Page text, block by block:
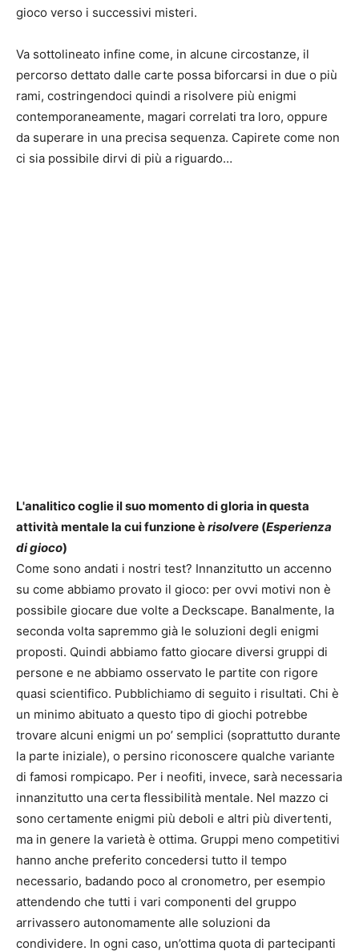
gioco verso i successivi misteri.
Va sottolineato infine come, in alcune circostanze, il
percorso dettato dalle carte possa biforcarsi in due o più
rami, costringendoci quindi a risolvere più enigmi
contemporaneamente, magari correlati tra loro, oppure
da superare in una precisa sequenza. Capirete come non
ci sia possibile dirvi di più a riguardo…
L'analitico coglie il suo momento di gloria in questa
attività mentale la cui funzione èrisolvere (Esperienza
di gioco)
Come sono andati i nostri test? Innanzitutto un accenno
su come abbiamo provato il gioco: per ovvi motivi non è
possibile giocare due volte a Deckscape. Banalmente, la
seconda volta sapremmo già le soluzioni degli enigmi
proposti. Quindi abbiamo fatto giocare diversi gruppi di
persone e ne abbiamo osservato le partite con rigore
quasi scientifico. Pubblichiamo di seguito i risultati. Chi è
un minimo abituato a questo tipo di giochi potrebbe
trovare alcuni enigmi un po’ semplici (soprattutto durante
la parte iniziale), o persino riconoscere qualche variante
di famosi rompicapo. Per i neofiti, invece, sarà necessaria
innanzitutto una certa flessibilità mentale. Nel mazzo ci
sono certamente enigmi più deboli e altri più divertenti,
ma in genere la varietà è ottima. Gruppi meno competitivi
hanno anche preferito concedersi tutto il tempo
necessario, badando poco al cronometro, per esempio
attendendo che tutti i vari componenti del gruppo
arrivassero autonomamente alle soluzioni da
condividere. In ogni caso, un’ottima quota di partecipanti